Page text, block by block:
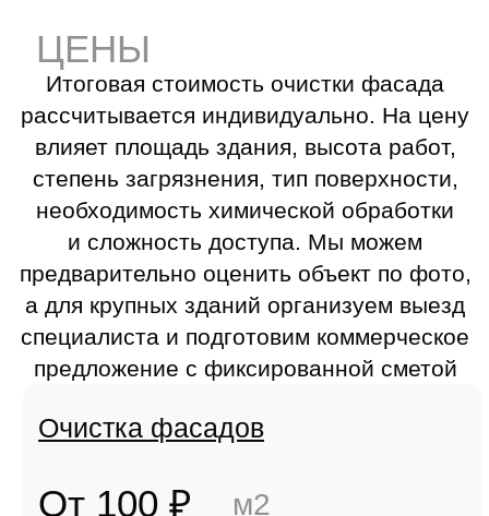
Заказать
От 210 ₽
Очистка фасада от плесени, мха
м2
Заказать
пог.м
От 100 ₽